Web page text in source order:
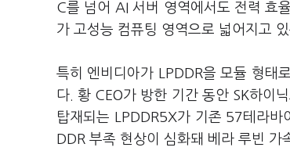
C를 넘어 AI 서버 영역에서도 전력 효
가 고성능 컴퓨팅 영역으로 넓어지고
특히 엔비디아가 LPDDR을 모듈 형태
다. 황 CEO가 방한 기간 동안 SK하이
탑재되는 LPDDR5X가 기존 57테라
DDR 부족 현상이 심화돼 베라 루빈 가